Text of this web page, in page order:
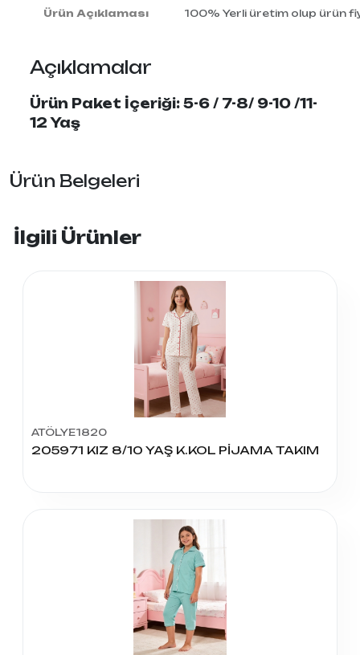
Ürün Açıklaması 100% Yerli üretim olup ürün
Açıklamalar
Ürün Paket İçeriği: 5-6 / 7-8/ 9-10 /11-
12 Yaş
Ürün Belgeleri
İlgili Ürünler
ATÖLYE1820
205971 KIZ 8/10 YAŞ K.KOL PİJAMA TAKIM